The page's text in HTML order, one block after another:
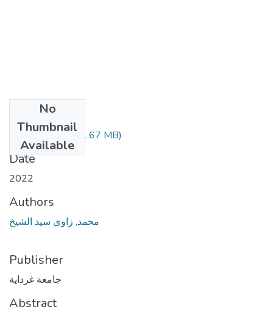
No
Thumbnail
Available
MAR.4.181.pdf (1.67 MB)
Date
2022
Authors
محمد, زاوي سيد الشيخ
Publisher
جامعة غرداية
Abstract